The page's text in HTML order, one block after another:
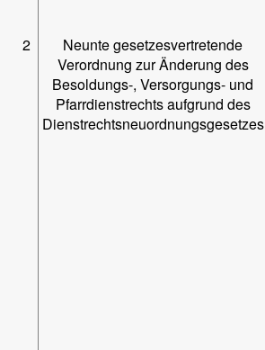
2
Neunte gesetzesvertretende
Verordnung zur Änderung des
Besoldungs-, Versorgungs- und
Pfarrdienstrechts aufgrund des
Dienstrechtsneuordnungsgesetzes